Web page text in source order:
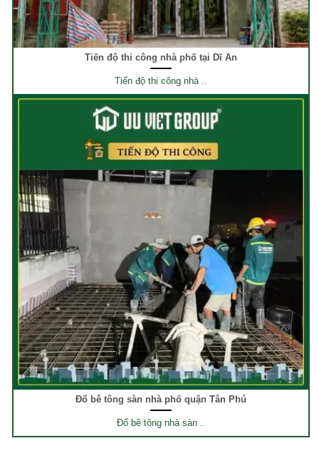
Tiến độ thi công nhà phố tại Dĩ An
Tiến độ thi công nhà ..
Đổ bê tông sàn nhà phố quận Tân Phú
Đổ bê tông nhà sàn ..